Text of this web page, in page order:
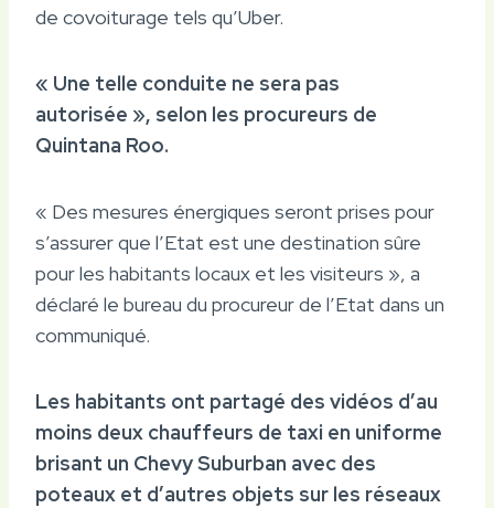
de covoiturage tels qu’Uber.
« Une telle conduite ne sera pas
autorisée », selon les procureurs de
Quintana Roo.
« Des mesures énergiques seront prises pour
s’assurer que l’Etat est une destination sûre
pour les habitants locaux et les visiteurs », a
déclaré le bureau du procureur de l’Etat dans un
communiqué.
Les habitants ont partagé des vidéos d’au
moins deux chauffeurs de taxi en uniforme
brisant un Chevy Suburban avec des
poteaux et d’autres objets sur les réseaux